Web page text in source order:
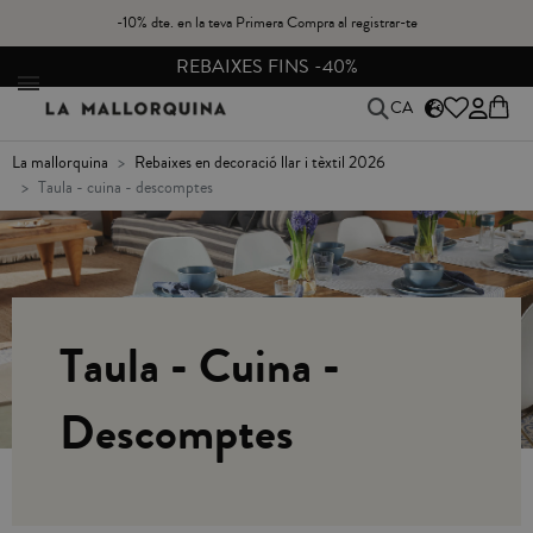
-10% dte. en la teva Primera Compra al registrar-te
CANVIS I DEVOLUCIONS GRATIS A PENÍNSULA
CA
la mallorquina
rebaixes en decoració llar i tèxtil 2026
taula - cuina - descomptes
Taula - Cuina -
Descomptes